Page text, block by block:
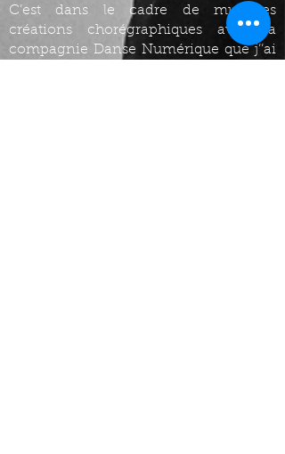
C’est dans le cadre de multiples
créations chorégraphiques avec la
compagnie Danse Numérique que j’’ai